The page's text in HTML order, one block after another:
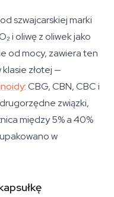
szwajcarskiej marki
i oliwę z oliwek jako
od mocy, zawiera ten
złotej —
: CBG, CBN, CBC i
związki,
między 5% a 40%
w